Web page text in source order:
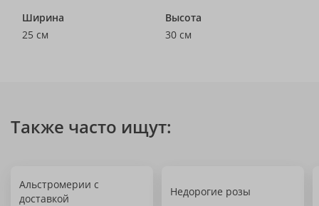
Ширина
25 см
Высота
30 см
Также часто ищут:
Альстромерии с
доставкой
Недорогие розы